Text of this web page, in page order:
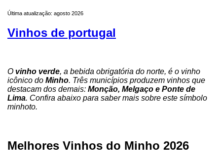
Última atualização: agosto 2026
Vinhos de portugal
O vinho verde, a bebida obrigatória do norte, é o vinho
icônico do Minho. Três municípios produzem vinhos que
destacam dos demais: Monção, Melgaço e Ponte de
Lima. Confira abaixo para saber mais sobre este símbolo
minhoto.
Melhores Vinhos do Minho 2026